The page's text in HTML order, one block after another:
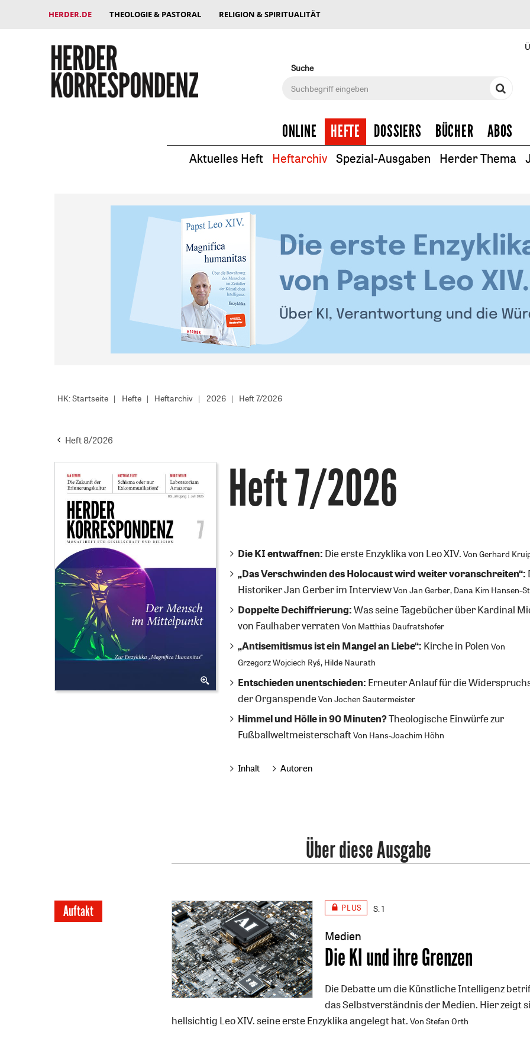
HERDER.DE THEOLOGIE & PASTORAL RELIGION & SPIRITUALITÄT
Suche
ONLINE HEFTE DOSSIERS BÜCHER ABOS
Aktuelles Heft Heftarchiv Spezial-Ausgaben Herder Thema
HK: Startseite Hefte Heftarchiv 2026 Heft 7/2026
Heft 8/2026
Heft 7/2026
Die KI entwaffnen: Die erste Enzyklika von Leo XIV. Von Gerhard
„Das Verschwinden des Holocaust wird weiter voranschreiten“:
Historiker Jan Gerber im InterviewVon Jan Gerber, Dana Kim Hansen-
Doppelte Dechiffrierung:Was seine Tagebücher über Kardinal
von Faulhaber verraten Von Matthias Daufratshofer
„Antisemitismus ist ein Mangel an Liebe“: Kirche in Polen Von
Grzegorz Wojciech Ryś, Hilde Naurath
Entschieden unentschieden: Erneuter Anlauf für die
der OrganspendeVon Jochen Sautermeister
Himmel und Hölle in 90 Minuten?Theologische Einwürfe zur
FußballweltmeisterschaftVon Hans-Joachim Höhn
Inhalt Autoren
Über diese Ausgabe
Auftakt PLUS S. 1
Medien
:
Die KI und ihre Grenzen
Die Debatte um die Künstliche Intelligenz
das Selbstverständnis der Medien. Hier zeigt
hellsichtig Leo XIV. seine erste Enzyklika angelegt hat. Von Stefan Orth